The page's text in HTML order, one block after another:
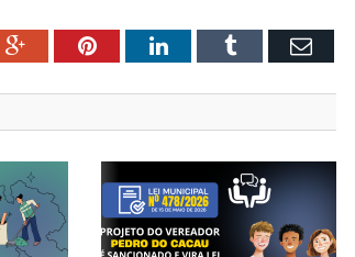
Google+PinterestLinkedInTumblr Email